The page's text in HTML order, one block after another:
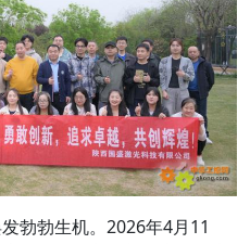
勃生机。2026年4月11